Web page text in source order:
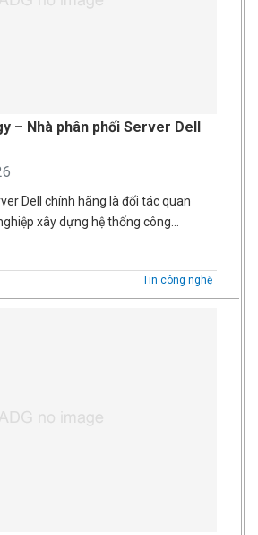
– Nhà phân phối Server Dell
Dell chính hãng là đối tác quan
xây dựng hệ thống công…
Tin công nghệ